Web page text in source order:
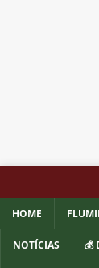
HOME
NOTÍCIAS 💰